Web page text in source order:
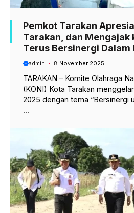
Pemkot Tarakan
Tarakan, dan Mengajak
Terus Bersinergi Dalam
admin 8 November 2025
TARAKAN – Komite Olahraga
(KONI) Kota Tarakan
2025 dengan tema “Bersinergi
...